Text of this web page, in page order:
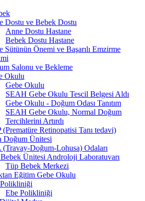
Dostu ve Bebek Dostu
Anne Dostu Hastane
Bebek Dostu Hastane
Sütünün Önemi ve Başarılı Emzirme
Salonu ve Bekleme
Okulu
Gebe Okulu
SEAH Gebe Okulu Tescil Belgesi Aldı
Gebe Okulu - Doğum Odası Tanıtım
SEAH Gebe Okulu, Normal Doğum
Tercihlerini Artırdı
(Prematüre Retinopatisi Tanı tedavi)
Doğum Ünitesi
Doğum-Lohusa) Odaları
Ünitesi Androloji Laboratuvarı
Tüp Bebek Merkezi
Eğitim Gebe Okulu
Ebe Polikliniği